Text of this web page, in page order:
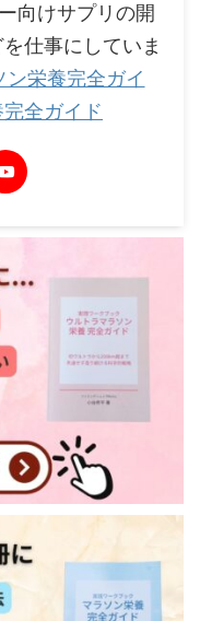
向けサプリの開
仕事にしていま
ン栄養完全ガイ
全ガイド